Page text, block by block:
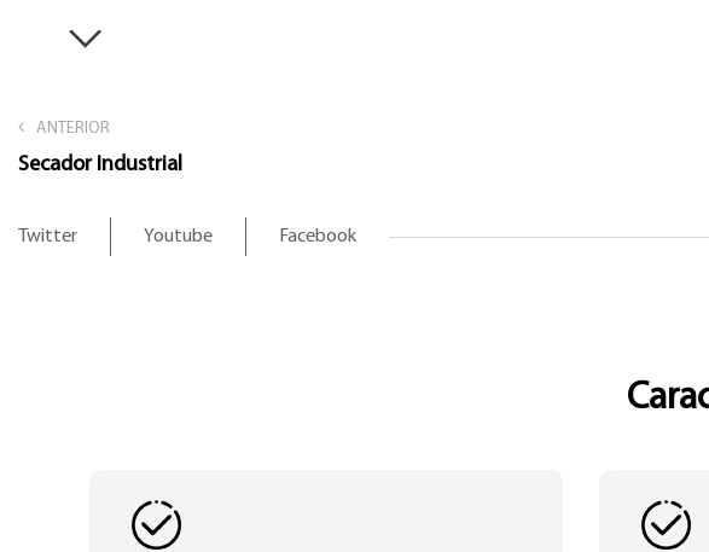
ANTERIOR
Secador Industrial
Twitter Youtube Facebook